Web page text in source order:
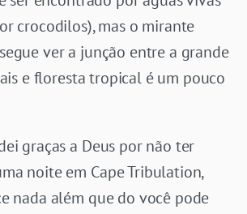
crocodilos), mas o mirante
ver a junção entre a grande
e floresta tropical é um pouco
graças a Deus por não ter
noite em Cape Tribulation,
nada além que do você pode